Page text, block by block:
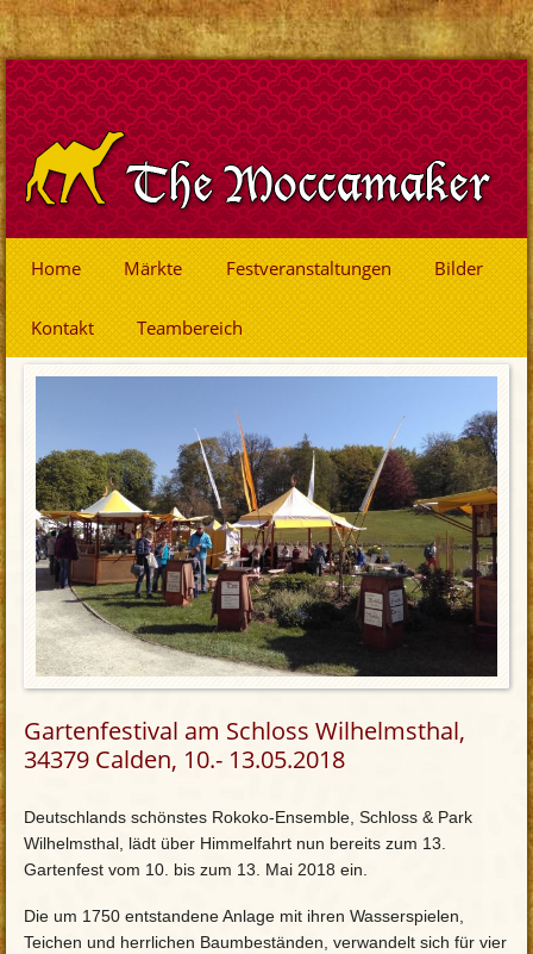
Home Märkte Festveranstaltungen Bilder
Kontakt Teambereich
Gartenfestival am Schloss Wilhelmsthal,
34379 Calden, 10.- 13.05.2018
Deutschlands schönstes Rokoko-Ensemble, Schloss & Park
Wilhelmsthal, lädt über Himmelfahrt nun bereits zum 13.
Gartenfest vom 10. bis zum 13. Mai 2018 ein.
Die um 1750 entstandene Anlage mit ihren Wasserspielen,
Teichen und herrlichen Baumbeständen, verwandelt sich für vier